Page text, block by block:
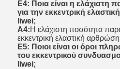
Ε4: Ποια είναι η ελάχιστη
για την εκκεντρική
liwei;
Α4:Η ελάχιστη ποσότητα
εκκεντρική ελαστική
Ε5: Ποιοι είναι οι όροι
του εκκεντρικού
liwei;